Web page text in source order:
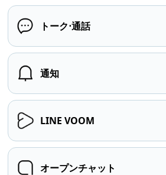
トーク⋅通話
通知
LINE VOOM
オープンチャット